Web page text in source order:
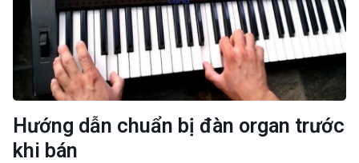
Hướng dẫn chuẩn bị đàn organ trước
khi bán